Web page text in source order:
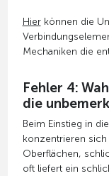
Hierkönnen die
Mechaniken die
Fehler 4:
die
Beim Einstieg in
konzentrieren sich
Oberflächen,
oft liefert ein